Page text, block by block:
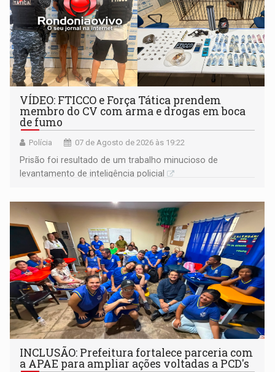
VÍDEO: FTICCO e Força Tática prendem
membro do CV com arma e drogas em boca
de fumo
Polícia 07 de Agosto de 2026 às 19:22
Prisão foi resultado de um trabalho minucioso de
levantamento de inteligência policial
INCLUSÃO: Prefeitura fortalece parceria com
a APAE para ampliar ações voltadas a PCD's